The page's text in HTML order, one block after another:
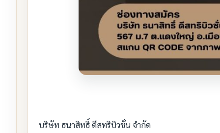
บริษัท ธนาสิทธิ์ ดีสทริบิวชั่น จำกัด